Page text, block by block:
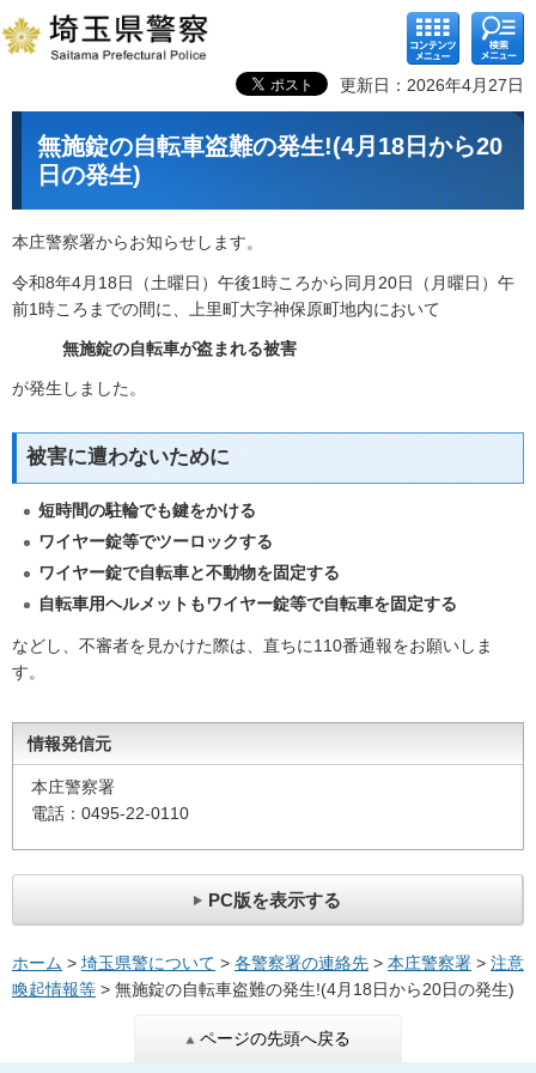
コンテ
ンツメ
ニュー
検索メ
ニュー
更新日：2026年4月27日
無施錠の自転車盗難の発生!(4月18日から20
日の発生)
本庄警察署からお知らせします。
令和8年4月18日（土曜日）午後1時ころから同月20日（月曜日）午
前1時ころまでの間に、上里町大字神保原町地内において
無施錠の自転車が盗まれる被害
が発生しました。
被害に遭わないために
短時間の駐輪でも鍵をかける
ワイヤー錠等でツーロックする
ワイヤー錠で自転車と不動物を固定する
自転車用ヘルメットもワイヤー錠等で自転車を固定する
などし、不審者を見かけた際は、直ちに110番通報をお願いしま
す。
情報発信元
本庄警察署
電話：0495-22-0110
PC版を表示する
ホーム > 埼玉県警について > 各警察署の連絡先 > 本庄警察署 > 注意
喚起情報等 > 無施錠の自転車盗難の発生!(4月18日から20日の発生)
ページの先頭へ戻る